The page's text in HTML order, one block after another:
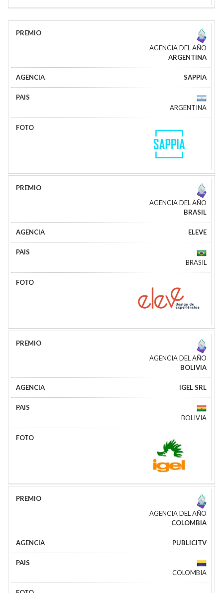
AGENCIA DEL AÑO
ARGENTINA
SAPPIA
ARGENTINA
AGENCIA DEL AÑO
BRASIL
ELEVE
BRASIL
AGENCIA DEL AÑO
BOLIVIA
IGEL SRL
BOLIVIA
AGENCIA DEL AÑO
COLOMBIA
PUBLICITV
COLOMBIA